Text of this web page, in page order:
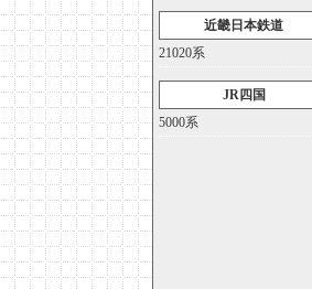
近畿日本鉄道
21020系
JR四国
5000系